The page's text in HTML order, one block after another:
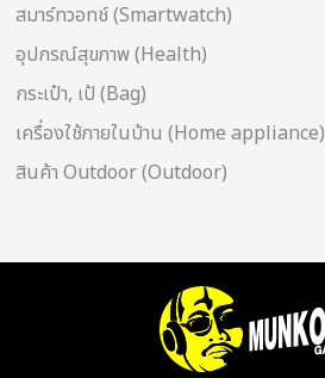
สมาร์ทวอทช์ (Smartwatch)
อุปกรณ์สุขภาพ (Health)
กระเป๋า, เป้ (Bag)
เครื่องใช้ภายในบ้าน (Home appliance)
สินค้า Outdoor (Outdoor)